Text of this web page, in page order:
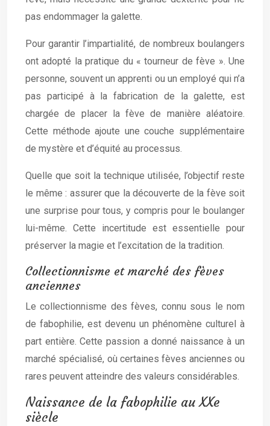
pas endommager la galette.
Pour garantir l’impartialité, de nombreux boulangers
ont adopté la pratique du « tourneur de fève ». Une
personne, souvent un apprenti ou un employé qui n’a
pas participé à la fabrication de la galette, est
chargée de placer la fève de manière aléatoire.
Cette méthode ajoute une couche supplémentaire
de mystère et d’équité au processus.
Quelle que soit la technique utilisée, l’objectif reste
le même : assurer que la découverte de la fève soit
une surprise pour tous, y compris pour le boulanger
lui-même. Cette incertitude est essentielle pour
préserver la magie et l’excitation de la tradition.
Collectionnisme et marché des fèves
anciennes
Le collectionnisme des fèves, connu sous le nom
de fabophilie, est devenu un phénomène culturel à
part entière. Cette passion a donné naissance à un
marché spécialisé, où certaines fèves anciennes ou
rares peuvent atteindre des valeurs considérables.
Naissance de la fabophilie au XXe
siècle